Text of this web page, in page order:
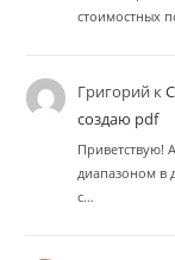
стоимостных
Григорий к
создаю pdf
Приветствую!
диапазоном в
с…